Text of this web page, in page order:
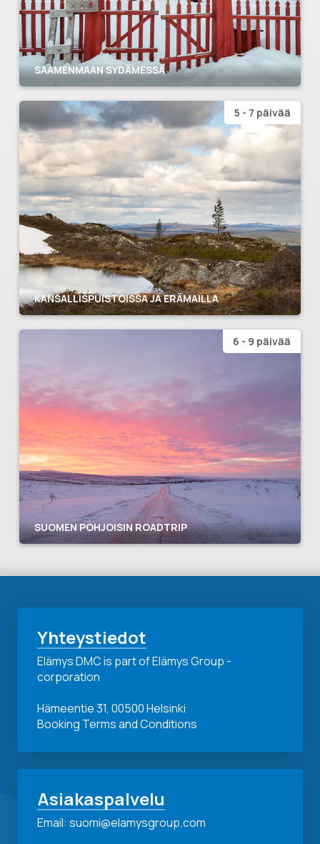
SAAMENMAAN SYDÄMESSÄ
KANSALLISPUISTOISSA JA ERÄMAILLA
5 - 7 päivää
SUOMEN POHJOISIN ROADTRIP
6 - 9 päivää
Yhteystiedot
Elämys DMC is part of Elämys Group -
corporation
Hämeentie 31, 00500 Helsinki
Booking Terms and Conditions
Asiakaspalvelu
Email: suomi@elamysgroup.com